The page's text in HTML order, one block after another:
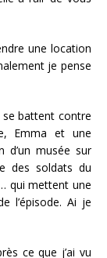
une location
je pense
battent contre
Emma et une
d’un musée sur
des soldats du
qui mettent une
l’épisode. Ai je
ce que j’ai vu